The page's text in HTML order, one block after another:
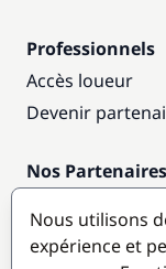
Professionnels
Accès loueur
Devenir
Nos Partenaires
Nous utilisons
expérience et